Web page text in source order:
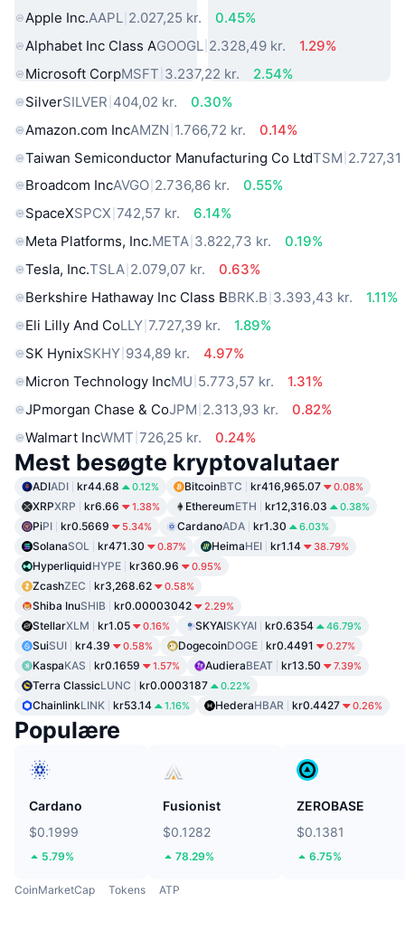
Apple Inc.AAPL 2.027,25 kr.
0.45%
Alphabet Inc Class AGOOGL 2.328,49 kr.
1.29%
Microsoft CorpMSFT 3.237,22 kr.
2.54%
SilverSILVER 404,02 kr.
0.30%
Amazon.com IncAMZN 1.766,72 kr.
0.14%
Taiwan Semiconductor Manufacturing Co LtdTSM 2.727,31
Broadcom IncAVGO 2.736,86 kr.
0.55%
SpaceXSPCX 742,57 kr.
6.14%
Meta Platforms, Inc.META 3.822,73 kr.
0.19%
Tesla, Inc.TSLA 2.079,07 kr.
0.63%
Berkshire Hathaway Inc Class BBRK.B 3.393,43 kr.
1.11%
Eli Lilly And CoLLY 7.727,39 kr.
1.89%
SK HynixSKHY 934,89 kr.
4.97%
Micron Technology IncMU 5.773,57 kr.
1.31%
JPmorgan Chase & CoJPM 2.313,93 kr.
0.82%
Walmart IncWMT 726,25 kr. 0.24%
Mest besøgte kryptovalutaer
ADIADI kr44.68 0.12% BitcoinBTC kr416,965.07 0.08%
XRPXRP kr6.66 1.38% EthereumETH kr12,316.03 0.38%
PiPI kr0.5669 5.34% CardanoADA kr1.30 6.03%
SolanaSOL kr471.30 0.87% HeimaHEI kr1.14 38.79%
HyperliquidHYPE kr360.96 0.95%
ZcashZEC kr3,268.62 0.58%
Shiba InuSHIB kr0.00003042 2.29%
StellarXLM kr1.05 0.16% SKYAISKYAI kr0.6354 46.79%
SuiSUI kr4.39 0.58% DogecoinDOGE kr0.4491 0.27%
KaspaKAS kr0.1659 1.57% AudieraBEAT kr13.50 7.39%
Terra ClassicLUNC kr0.0003187 0.22%
ChainlinkLINK kr53.14 1.16% HederaHBAR kr0.4427 0.26%
Populære
Cardano
$0.1999
5.79%
Fusionist
$0.1282
78.29%
ZEROBASE
$0.1381
6.75%
CoinMarketCap Tokens ATP